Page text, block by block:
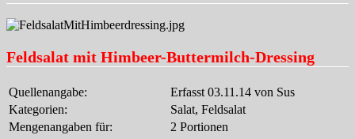
Feldsalat mit Himbeer-Buttermilch-Dressing
Quellenangabe:
Erfasst 03.11.14 von Sus
Kategorien:
Salat, Feldsalat
Mengenangaben für:
2 Portionen